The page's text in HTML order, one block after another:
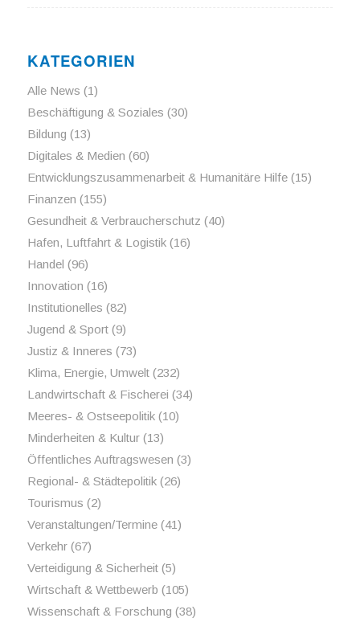
KATEGORIEN
Alle News (1)
Beschäftigung & Soziales (30)
Bildung (13)
Digitales & Medien (60)
Entwicklungszusammenarbeit & Humanitäre Hilfe(15)
Finanzen (155)
Gesundheit & Verbraucherschutz (40)
Hafen, Luftfahrt & Logistik(16)
Handel (96)
Innovation (16)
Institutionelles (82)
Jugend & Sport(9)
Justiz & Inneres (73)
Klima, Energie, Umwelt(232)
Landwirtschaft & Fischerei (34)
Meeres- & Ostseepolitik(10)
Minderheiten & Kultur(13)
Öffentliches Auftragswesen (3)
Regional- & Städtepolitik(26)
Tourismus (2)
Veranstaltungen/Termine(41)
Verkehr(67)
Verteidigung & Sicherheit(5)
Wirtschaft & Wettbewerb (105)
Wissenschaft & Forschung (38)